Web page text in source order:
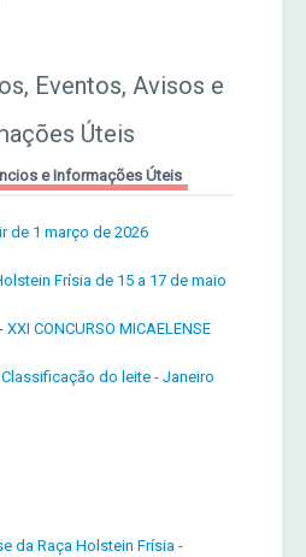
Eventos, Avisos e
Úteis
e Informações Úteis
de 1 março de 2026
Frísia de 15 a 17 de maio
CONCURSO MICAELENSE
do leite - Janeiro
da Raça Holstein Frísia -